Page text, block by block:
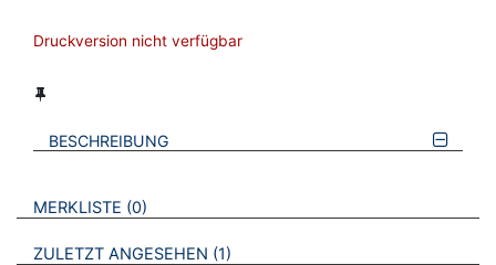
Druckversion nicht verfügbar
BESCHREIBUNG
VERWEISE AUF VERMERKTE- ODER ZULETZT ANGESEHENE
MERKLISTE 0 BROSCHÜREN
ZULETZT ANGESEHEN 1 BROSCHÜREN